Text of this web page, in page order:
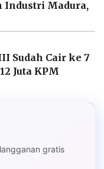
Industri Madura,
Sudah Cair ke 7
Juta KPM
gratis